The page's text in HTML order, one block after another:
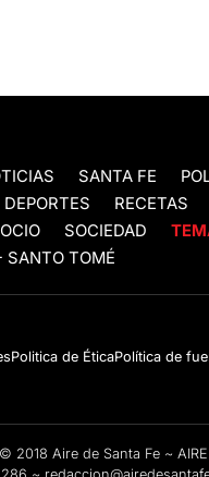
SANTA FE
DEPORTES RECETAS
OCIO SOCIEDAD
SANTO TOMÉ
Politica de ÉticaPolítica de
Aire de Santa Fe ~